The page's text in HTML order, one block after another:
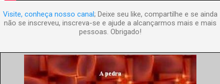
Visite, conheça nosso canal; Deixe seu like, compartilhe e se ainda
não se inscreveu, inscreva-se e ajude a alcançarmos mais e mais
pessoas. Obrigado!